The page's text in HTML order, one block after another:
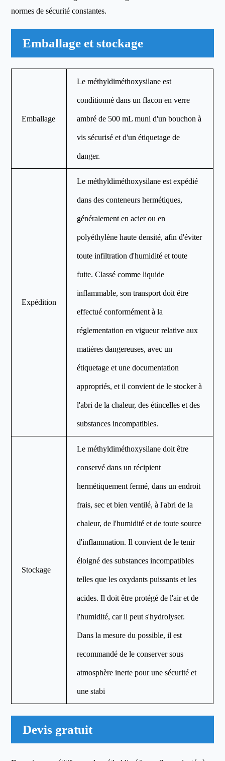
normes de sécurité constantes.
Emballage et stockage
Emballage
Le méthyldiméthoxysilane est
conditionné dans un flacon en verre
ambré de 500 mL muni d'un bouchon à
vis sécurisé et d'un étiquetage de
danger.
Expédition
Le méthyldiméthoxysilane est expédié
dans des conteneurs hermétiques,
généralement en acier ou en
polyéthylène haute densité, afin d'éviter
toute infiltration d'humidité et toute
fuite. Classé comme liquide
inflammable, son transport doit être
effectué conformément à la
réglementation en vigueur relative aux
matières dangereuses, avec un
étiquetage et une documentation
appropriés, et il convient de le stocker à
l'abri de la chaleur, des étincelles et des
substances incompatibles.
Stockage
Le méthyldiméthoxysilane doit être
conservé dans un récipient
hermétiquement fermé, dans un endroit
frais, sec et bien ventilé, à l'abri de la
chaleur, de l'humidité et de toute source
d'inflammation. Il convient de le tenir
éloigné des substances incompatibles
telles que les oxydants puissants et les
acides. Il doit être protégé de l'air et de
l'humidité, car il peut s'hydrolyser.
Dans la mesure du possible, il est
recommandé de le conserver sous
atmosphère inerte pour une sécurité et
une stabi
Devis gratuit